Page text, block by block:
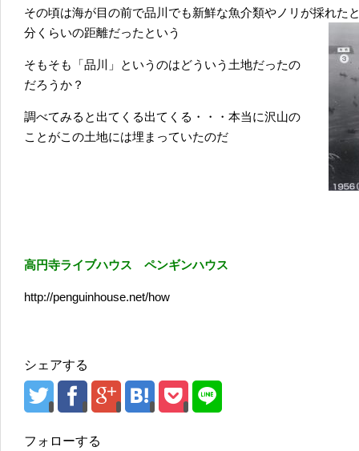
その頃は海が目の前で品川でも新鮮な魚介類やノリが採れ
分くらいの距離だったという
そもそも「品川」というのはどういう土地だったの
だろうか？
調べてみると出てくる出てくる・・・本当に沢山の
ことがこの土地には埋まっていたのだ
高円寺ライブハウス ペンギンハウス
http://penguinhouse.net/how
シェアする
フォローする